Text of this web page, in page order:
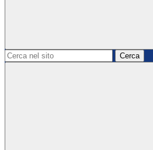
Cerca
nel